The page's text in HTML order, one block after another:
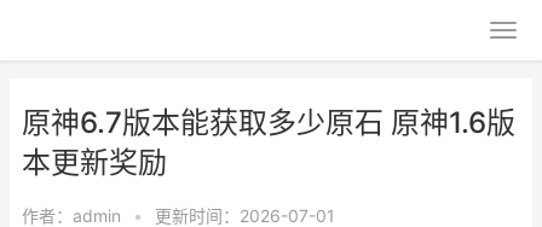
原神6.7版本能获取多少原石 原神1.6版
本更新奖励
作者： admin • 更新时间：2026-07-01